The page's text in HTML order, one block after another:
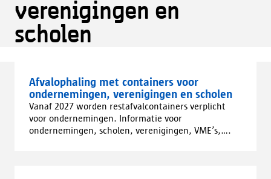
verenigingen en
scholen
Afvalophaling met containers voor
ondernemingen, verenigingen en scholen
Vanaf 2027 worden restafvalcontainers verplicht
voor ondernemingen. Informatie voor
ondernemingen, scholen, verenigingen, VME’s,….